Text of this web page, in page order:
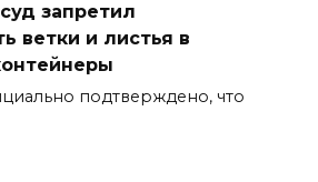
запретил
ветки и листья в
подтверждено, что